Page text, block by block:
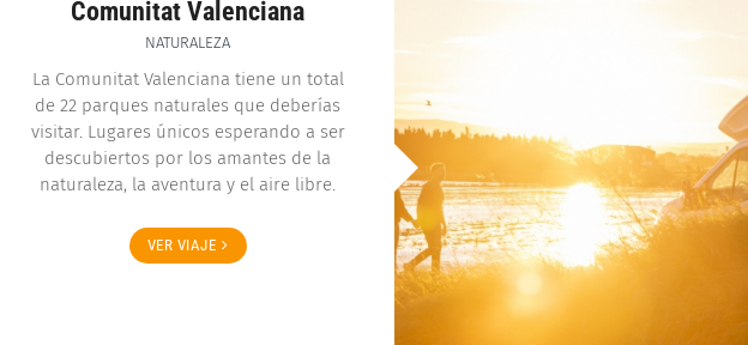
Comunitat Valenciana
NATURALEZA
La Comunitat Valenciana tiene un total
de 22 parques naturales que deberías
visitar. Lugares únicos esperando a ser
descubiertos por los amantes de la
naturaleza, la aventura y el aire libre.
VER VIAJE